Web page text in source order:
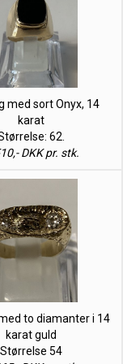
med sort Onyx, 14
karat
62.
DKK pr. stk.
to diamanter i 14
karat guld
Størrelse 54